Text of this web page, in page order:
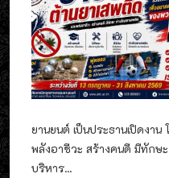
ยานยนต์ เป็นประธานเปิดงา
พลังอาชีวะ สร้างคนดี มีทักษ
บริหาร...